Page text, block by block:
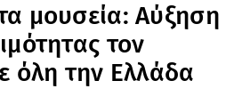
μουσεία: Αύξηση
τον
όλη την Ελλάδα